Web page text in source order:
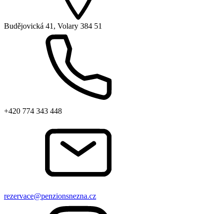
Budějovická 41, Volary 384 51
+420 774 343 448
rezervace@penzionsnezna.cz